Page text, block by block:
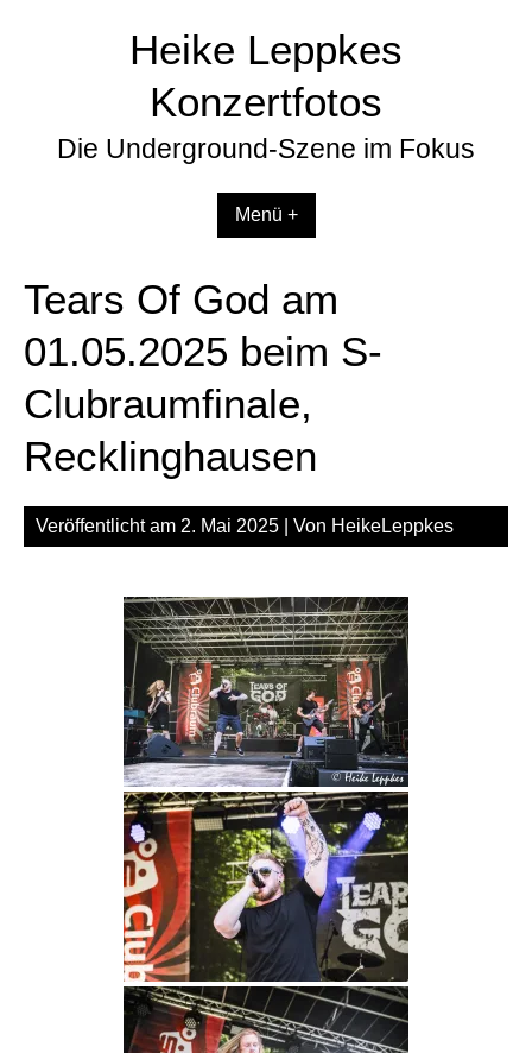
Heike Leppkes
Konzertfotos
Die Underground-Szene im Fokus
Menü +
Tears Of God am
01.05.2025 beim S-
Clubraumfinale,
Recklinghausen
Veröffentlicht am 2. Mai 2025 | Von HeikeLeppkes